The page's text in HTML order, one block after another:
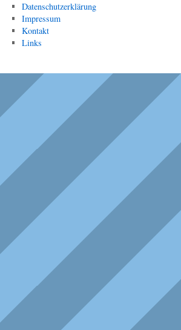
Datenschutzerklärung
Impressum
Kontakt
Links